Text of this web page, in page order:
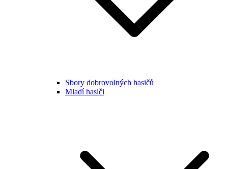
Sbory dobrovolných hasičů
Mladí hasiči